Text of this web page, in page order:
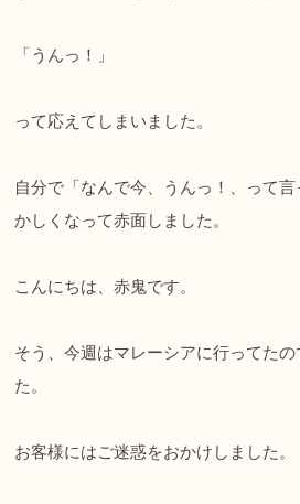
「うんっ！」
って応えてしまいました。
自分で「なんで今、うんっ！、って
かしくなって赤面しました。
こんにちは、赤鬼です。
そう、今週はマレーシアに行ってた
た。
お客様にはご迷惑をおかけしました。